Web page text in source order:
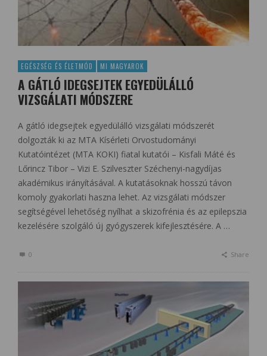
EGÉSZSÉG ÉS ÉLETMÓD MI MAGYAROK
A GÁTLÓ IDEGSEJTEK EGYEDÜLÁLLÓ
VIZSGÁLATI MÓDSZERE
A gátló idegsejtek egyedülálló vizsgálati módszerét
dolgozták ki az MTA Kísérleti Orvostudományi
Kutatóintézet (MTA KOKI) fiatal kutatói – Kisfali Máté és
Lőrincz Tibor – Vizi E. Szilveszter Széchenyi-nagydíjas
akadémikus irányításával. A kutatásoknak hosszú távon
komoly gyakorlati haszna lehet. Az vizsgálati módszer
segítségével lehetőség nyílhat a skizofrénia és az epilepszia
kezelésére szolgáló új gyógyszerek kifejlesztésére. A …
0 Share